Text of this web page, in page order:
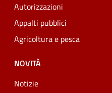
Autorizzazioni
Appalti pubblici
Agricoltura e pesca
NOVITÀ
Notizie